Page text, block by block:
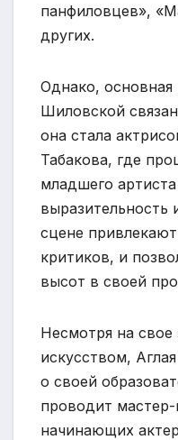
панфиловцев»,
других.
Однако, основная
Шиловской
она стала
Табакова, где
младшего
выразительность
сцене
критиков, и
высот в своей
Несмотря на свое
искусством,
о своей
проводит
начинающих